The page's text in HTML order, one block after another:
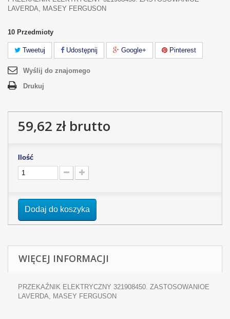
LAVERDA, MASEY FERGUSON
10 Przedmioty
Tweetuj Udostępnij Google+ Pinterest
Wyślij do znajomego
Drukuj
59,62 złbrutto
Ilość
Dodaj do koszyka
WIĘCEJ INFORMACJI
PRZEKAŹNIK ELEKTRYCZNY 321908450. ZASTOSOWANIOE
LAVERDA, MASEY FERGUSON